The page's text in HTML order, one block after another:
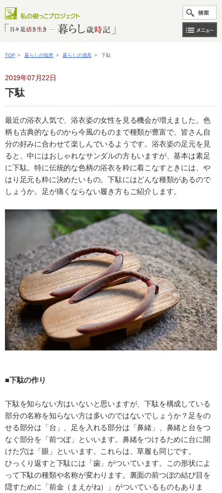
TOP > 暮らしの知恵 > 暮らしの道具 > 下駄
2019年07月22日
下駄
最近の浴衣人気で、浴衣姿の女性を見る機会が増えました。色
柄も古典的なものから今風のものまで種類が豊富で、皆さん自
分の好みに合わせて楽しんでいるようです。浴衣姿の足元を見
ると、中にはおしゃれなサンダルの方もいますが、基本は素足
に下駄。特に伝統的な色柄の浴衣を粋に着こなすときには、や
はり足元も粋に決めたいもの。下駄にはどんな種類があるので
しょうか。足が痛くならない履き方もご紹介します。
■下駄の作り
下駄を知らない方はいないと思いますが、下駄を構成している
部分の名称を知らない方は多いのではないでしょうか？足をの
せる部分は「台」、足を入れる部分は「鼻緒」、鼻緒と台をつ
なぐ部分を「前つぼ」といいます。鼻緒をつけるために台に開
けた穴は「眼」といいます。これらは、草履も同じです。
ひっくり返すと下駄には「歯」がついています。この形状によ
って下駄の種類や名称が変わります。裏面の前つぼの結び目を
隠すために「前金（まえがね）」がついているものもありま